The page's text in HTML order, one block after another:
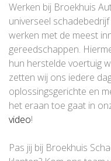
Werken bij Broekhuis
universeel
werken met de meest
gereedschappen.
hun herstelde voertuig
zetten wij ons iedere
oplossingsgerichte en
het eraan toe gaat in
video!
Pas jij bij Broekhuis